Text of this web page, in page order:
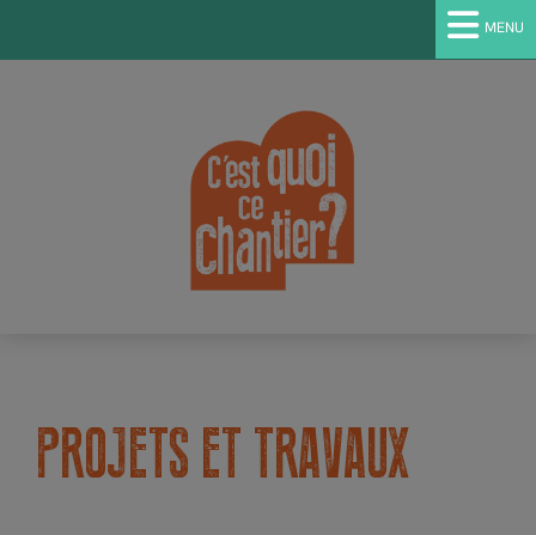
MENU
PROJETS ET TRAVAUX